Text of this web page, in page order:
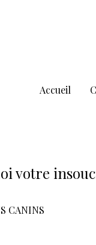
Accueil
votre
CANINS